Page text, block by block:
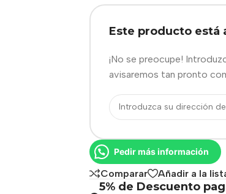
Este producto está
¡No se preocupe!
avisaremos tan pronto
Pedir más información
Comparar Añadir a la
5% de Descuento